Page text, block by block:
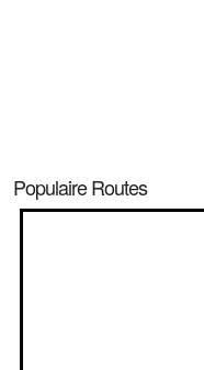
Populaire Routes